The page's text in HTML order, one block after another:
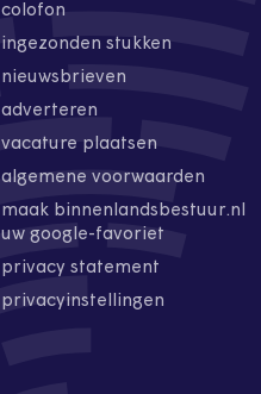
colofon
ingezonden stukken
nieuwsbrieven
adverteren
vacature plaatsen
algemene voorwaarden
maak binnenlandsbestuur.nl
uw google-favoriet
privacy statement
privacyinstellingen